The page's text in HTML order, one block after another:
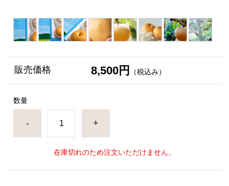
販売価格 8,500円 （税込み）
数量
- +
在庫切れのため注文いただけません。